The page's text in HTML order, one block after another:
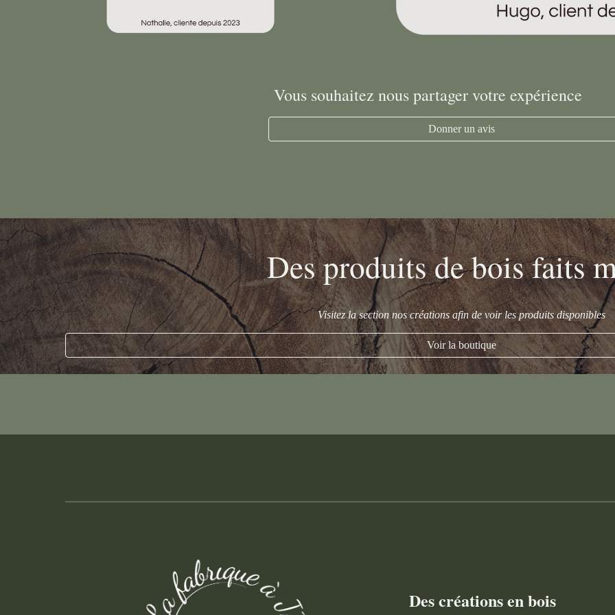
Vous souhaitez nous partager votre expérience
Donner un avis
Des produits de bois faits
Visitez la section nos créations afin de voir les produits disponibles
Voir la boutique
Des créations en bois